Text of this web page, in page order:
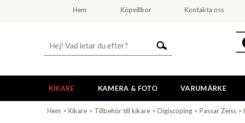
Hem Köpvillkor Kontakta oss
KIKARE KAMERA & FOTO VARUMÄRKE
Hem > Kikare > Tillbehör till kikare > Digiscoping > Passar Zeiss >